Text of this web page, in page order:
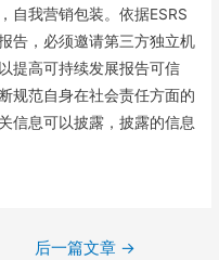
自我营销包装。依据ESRS
告，必须邀请第三方独立机
提高可持续发展报告可信
规范自身在社会责任方面的
信息可以披露，披露的信息
后一篇文章 →